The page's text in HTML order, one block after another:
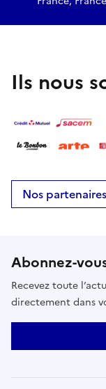
Ils nous
Nos partenaires
Abonnez-
Recevez toute
directement dans